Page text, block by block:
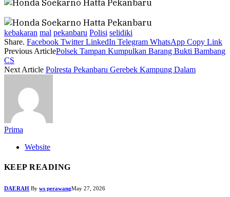
kebakaran mal pekanbaru Polisi selidiki
Share. Facebook Twitter LinkedIn Telegram WhatsApp Copy Link
Previous ArticlePolsek Tampan Kumpulkan Barang Bukti Bambang
CS
Next Article Polresta Pekanbaru Gerebek Kampung Dalam
Prima
Website
KEEP READING
DAERAH By ws perawangMay 27, 2026